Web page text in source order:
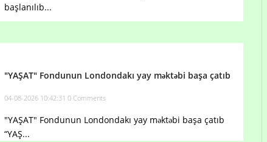
başlanılıb...
"YAŞAT" Fondunun Londondakı yay məktəbi başa çatıb
04-08-2026 10:42:31 0 Comments
"YAŞAT" Fondunun Londondakı yay məktəbi başa çatıb
“YAŞ...